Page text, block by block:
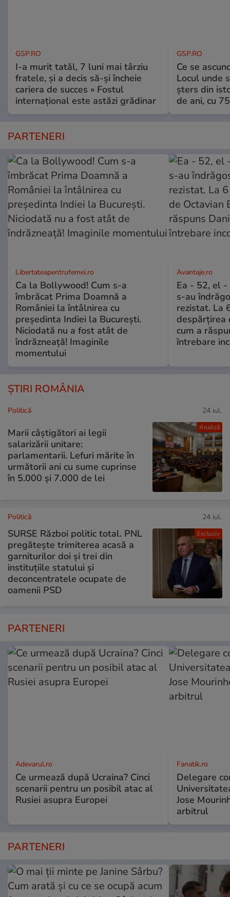
GSP.RO
I-a murit tatăl, 7 luni mai târziu
fratele, și a decis să-și încheie
cariera de succes » Fostul
internațional este astăzi grădinar
GSP.RO
Ce se
Locul unde
șters din
de ani, cu
PARTENERI
Libertateapentrufemei.ro
Ca la Bollywood! Cum s-a
îmbrăcat Prima Doamnă a
României la întâlnirea cu
președinta Indiei la București.
Niciodată nu a fost atât de
îndrăzneață! Imaginile
momentului
Avantaje.ro
Ea - 52, el -
s-au
rezistat. La
despărțirea
cum a
întrebare
ȘTIRI ROMÂNIA
Analiză
Politică 24 iul.
Marii câștigători ai legii
salarizării unitare:
parlamentarii. Lefuri mărite în
următorii ani cu sume cuprinse
în 5.000 și 7.000 de lei
Exclusiv
Politică 24 iul.
SURSE Război politic total. PNL
pregătește trimiterea acasă a
garniturilor doi și trei din
instituțiile statului și
deconcentratele ocupate de
oamenii PSD
PARTENERI
Adevarul.ro
Ce urmează după Ucraina? Cinci
scenarii pentru un posibil atac al
Rusiei asupra Europei
Fanatik.ro
Delegare
Jose
arbitrul
PARTENERI